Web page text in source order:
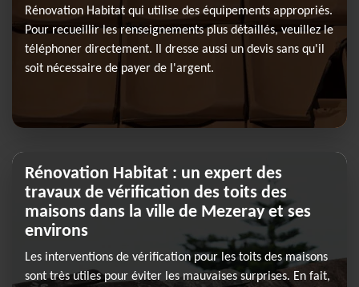
Rénovation Habitat qui utilise des équipements appropriés.
Pour recueillir les renseignements plus détaillés, veuillez le
téléphoner directement. Il dresse aussi un devis sans qu'il
soit nécessaire de payer de l'argent.
Rénovation Habitat : un expert des
travaux de vérification des toits des
maisons dans la ville de Mezeray et ses
environs
Les interventions de vérification pour les toits des maisons
sont très utiles pour éviter les mauvaises surprises. En fait,